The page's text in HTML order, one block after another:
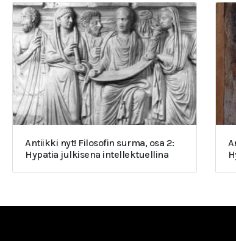
Antiikki nyt! Filosofin surma, osa 2:
Hypatia julkisena intellektuellina